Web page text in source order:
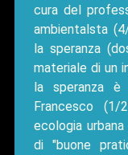
cura del
ambientalsta
la speranza
materiale di un
la speranza
Francesco
ecologia
di "buone